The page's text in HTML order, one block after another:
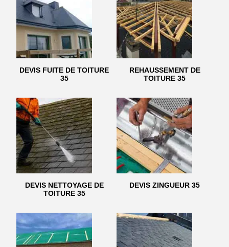
DEVIS FUITE DE TOITURE
35
REHAUSSEMENT DE
TOITURE 35
DEVIS NETTOYAGE DE
TOITURE 35
DEVIS ZINGUEUR 35